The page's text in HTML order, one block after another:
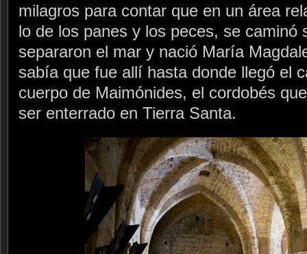
milagros para contar que en un área
lo de los panes y los peces, se caminó
separaron el mar y nació María
sabía que fue allí hasta donde llegó el
cuerpo de Maimónides, el cordobés
ser enterrado en Tierra Santa.